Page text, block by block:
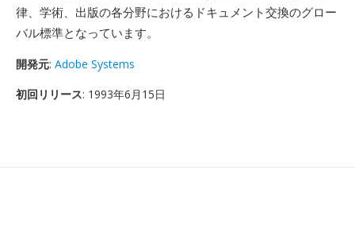
律、学術、出版の各分野におけるドキュメント交換のグロー
バル標準となっています。
開発元: Adobe Systems
初回リリース: 1993年6月15日